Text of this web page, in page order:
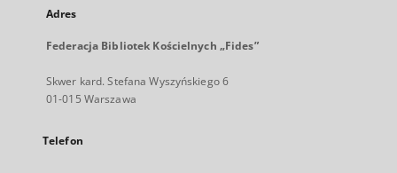
Adres
Federacja Bibliotek Kościelnych „Fides”
Skwer kard. Stefana Wyszyńskiego 6
01-015 Warszawa
Telefon